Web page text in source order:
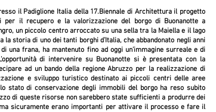
il Padiglione Italia della 17.Biennale di Architettura il progetto
per il recupero e la valorizzazione del borgo di Buonanotte a
un piccolo centro arroccato su una sella tra la Maiella e il lago
la storia di uno dei tanti borghi d’Italia, che abbandonato negli anni
una frana, ha mantenuto fino ad oggi un’immagine surreale e di
di intervenire su Buonanotte si è presentata con la
ad un bando della regione Abruzzo per la realizzazione di
e sviluppo turistico destinato ai piccoli centri delle aree
stato di conservazione degli immobili del borgo ha reso subito
di queste risorse non sarebbero state sufficienti a produrre dei
sicuramente erano importanti per attivare il processo e fare il